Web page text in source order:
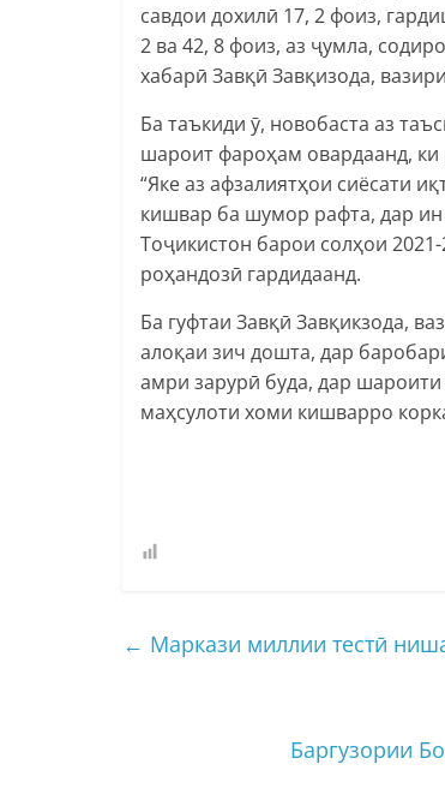
савдои дохилӣ 17, 2 фоиз,
2 ва 42, 8 фоиз, аз ҷумла,
хабарӣ Завқӣ Завқизода,
Ба таъкиди ӯ, новобаста аз
шароит фароҳам овардаанд,
“Яке аз афзалиятҳои сиёсати
кишвар ба шумор рафта, дар
Тоҷикистон барои солҳои
роҳандозӣ гардидаанд.
Ба гуфтаи Завқӣ Завқикзода,
алоқаи зич дошта, дар
амри зарурӣ буда, дар
маҳсулоти хоми кишварро
← Маркази миллии тестӣ
Баргузории